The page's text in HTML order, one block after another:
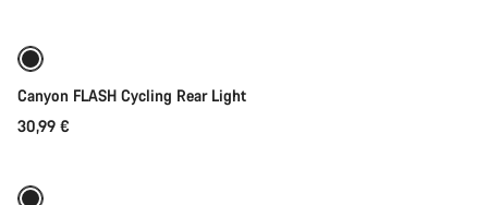
Canyon FLASH Cycling Rear Light
30,99 €